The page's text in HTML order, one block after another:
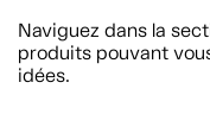
Naviguez dans la
produits pouvant
idées.